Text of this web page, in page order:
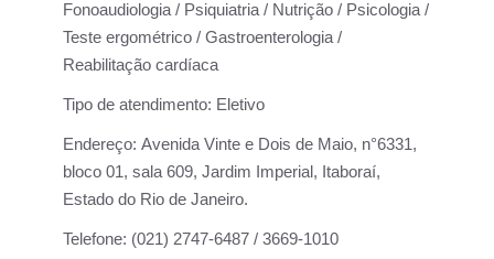
Fonoaudiologia / Psiquiatria / Nutrição / Psicologia /
Teste ergométrico / Gastroenterologia /
Reabilitação cardíaca
Tipo de atendimento: Eletivo
Endereço: Avenida Vinte e Dois de Maio, n°6331,
bloco 01, sala 609, Jardim Imperial, Itaboraí,
Estado do Rio de Janeiro.
Telefone: (021) 2747-6487 / 3669-1010